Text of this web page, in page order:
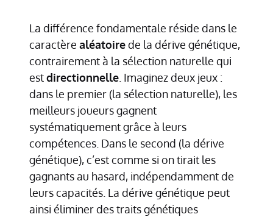
La différence fondamentale réside dans le
caractère aléatoirede la dérive génétique,
contrairement à la sélection naturelle qui
estdirectionnelle . Imaginez deux jeux :
dans le premier (la sélection naturelle), les
meilleurs joueurs gagnent
systématiquement grâce à leurs
compétences. Dans le second (la dérive
génétique), c’est comme si on tirait les
gagnants au hasard, indépendamment de
leurs capacités. La dérive génétique peut
ainsi éliminer des traits génétiques